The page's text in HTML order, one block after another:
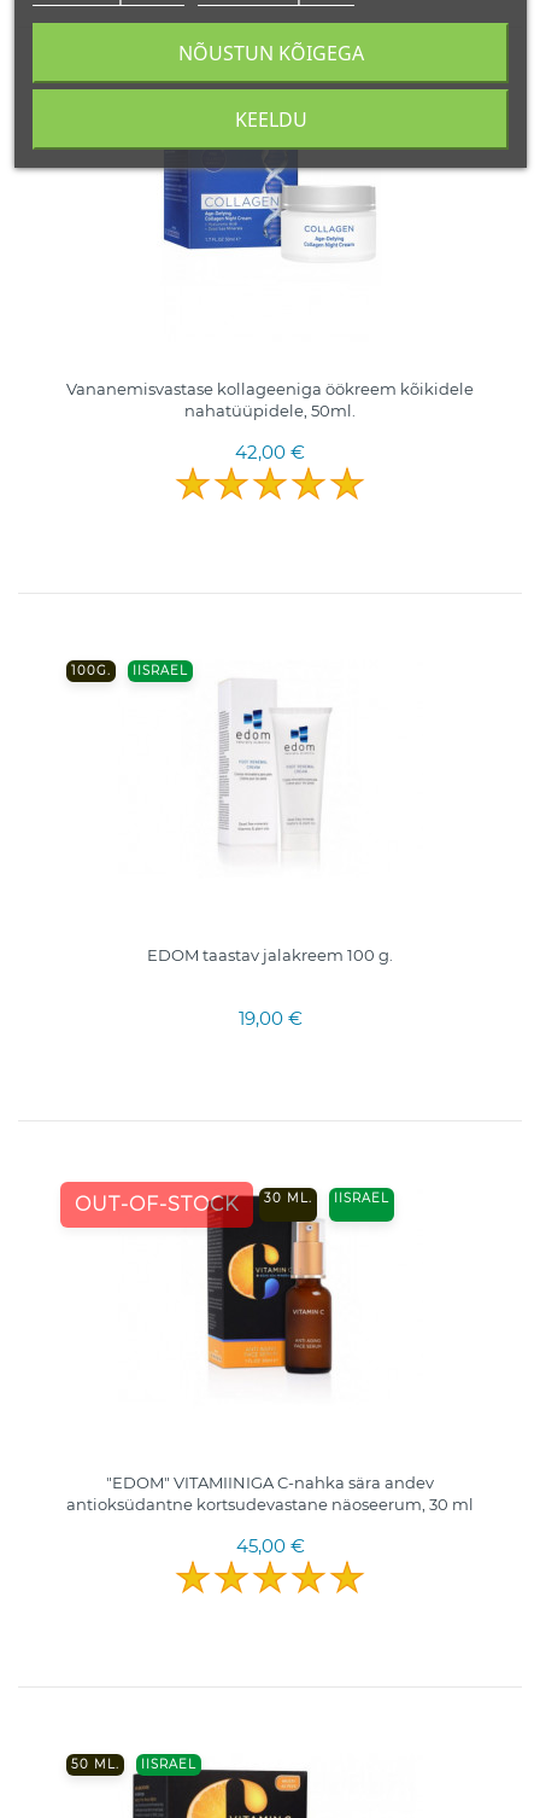
Vananemisvastase kollageeniga öökreem kõikidele
nahatüüpidele, 50ml.
42,00 €
100G. IISRAEL
EDOM taastav jalakreem 100 g.
19,00 €
OUT-OF-STOCK 30 ML. IISRAEL
"EDOM" VITAMIINIGA C-nahka sära andev
antioksüdantne kortsudevastane näoseerum, 30 ml
45,00 €
50 ML. IISRAEL
KEELDU
NÕUSTUN KÕIGEGA